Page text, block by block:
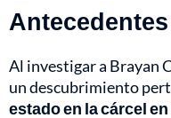
Al investigar a Brayan
un descubrimiento
estado en la cárcel